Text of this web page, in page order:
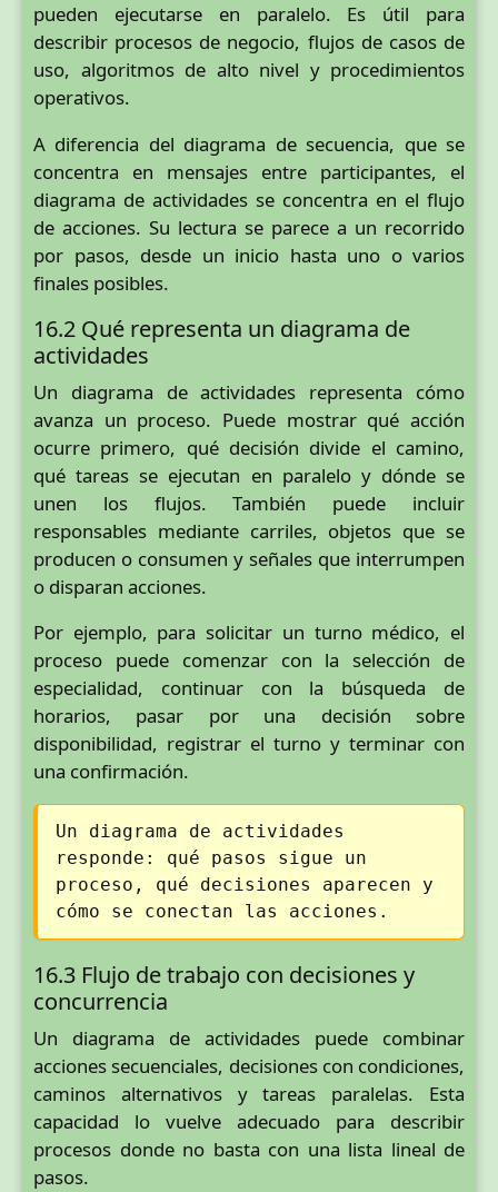
pueden ejecutarse en paralelo. Es útil para
describir procesos de negocio, flujos de casos de
uso, algoritmos de alto nivel y procedimientos
operativos.
A diferencia del diagrama de secuencia, que se
concentra en mensajes entre participantes, el
diagrama de actividades se concentra en el flujo
de acciones. Su lectura se parece a un recorrido
por pasos, desde un inicio hasta uno o varios
finales posibles.
16.2 Qué representa un diagrama de
actividades
Un diagrama de actividades representa cómo
avanza un proceso. Puede mostrar qué acción
ocurre primero, qué decisión divide el camino,
qué tareas se ejecutan en paralelo y dónde se
unen los flujos. También puede incluir
responsables mediante carriles, objetos que se
producen o consumen y señales que interrumpen
o disparan acciones.
Por ejemplo, para solicitar un turno médico, el
proceso puede comenzar con la selección de
especialidad, continuar con la búsqueda de
horarios, pasar por una decisión sobre
disponibilidad, registrar el turno y terminar con
una confirmación.
Un diagrama de actividades
responde: qué pasos sigue un
proceso, qué decisiones aparecen y
cómo se conectan las acciones.
16.3 Flujo de trabajo con decisiones y
concurrencia
Un diagrama de actividades puede combinar
acciones secuenciales, decisiones con condiciones,
caminos alternativos y tareas paralelas. Esta
capacidad lo vuelve adecuado para describir
procesos donde no basta con una lista lineal de
pasos.